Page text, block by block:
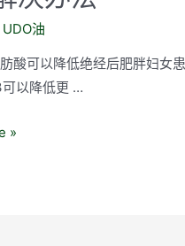
UDO油
酸可以降低绝经后肥胖妇女
以降低更 …
»